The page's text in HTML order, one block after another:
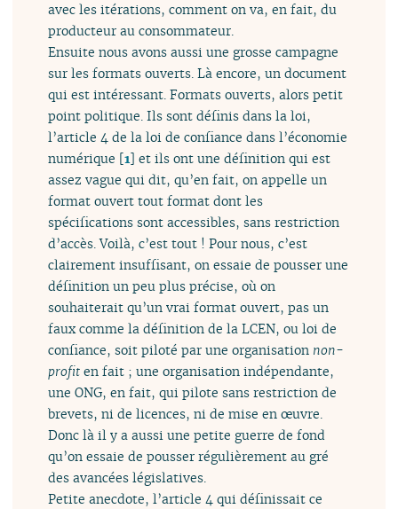
avec les itérations, comment on va, en fait, du
producteur au consommateur.
Ensuite nous avons aussi une grosse campagne
sur les formats ouverts. Là encore, un document
qui est intéressant. Formats ouverts, alors petit
point politique. Ils sont définis dans la loi,
l’article 4 de la loi de confiance dans l’économie
numérique [1] et ils ont une définition qui est
assez vague qui dit, qu’en fait, on appelle un
format ouvert tout format dont les
spécifications sont accessibles, sans restriction
d’accès. Voilà, c’est tout ! Pour nous, c’est
clairement insuffisant, on essaie de pousser une
définition un peu plus précise, où on
souhaiterait qu’un vrai format ouvert, pas un
faux comme la définition de la LCEN, ou loi de
confiance, soit piloté par une organisation non-
profit en fait ; une organisation indépendante,
une ONG, en fait, qui pilote sans restriction de
brevets, ni de licences, ni de mise en œuvre.
Donc là il y a aussi une petite guerre de fond
qu’on essaie de pousser régulièrement au gré
des avancées législatives.
Petite anecdote, l’article 4 qui définissait ce